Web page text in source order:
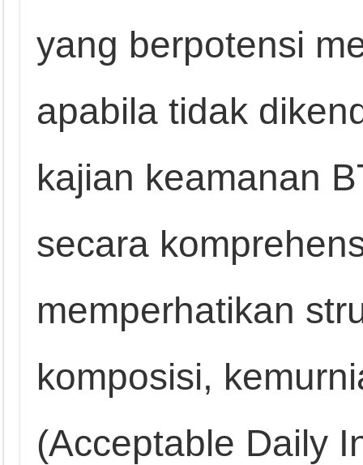
yang berpotensi
apabila tidak
kajian keamanan
secara
memperhatikan
komposisi,
(Acceptable Daily